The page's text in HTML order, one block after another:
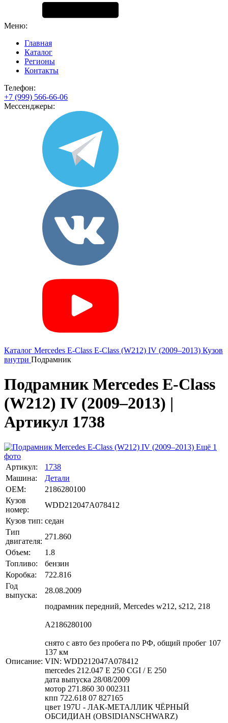
Меню:
Главная
Каталог
Регионы
Контакты
Телефон:
+7 (999) 566-66-06
Мессенджеры:
Каталог Mercedes E-Class E-Class (W212) IV (2009–2013) Кузов
внутри Подрамник
Подрамник Mercedes E-Class
(W212) IV (2009–2013) |
Артикул 1738
Ещё 1
фото
Артикул:
1738
Машина:
Детали
OEM:
2186280100
Кузов
номер:
WDD212047A078412
Кузов тип: седан
Тип
двигателя:
271.860
Объем:
1.8
Топливо:
бензин
Коробка:
722.816
Год
выпуска:
28.08.2009
Описание:
подрамник передний, Mercedes w212, s212, 218
A2186280100
снято с авто без пробега по РФ, общий пробег 107
137 км
VIN: WDD212047A078412
mercedes 212.047 E 250 CGI / E 250
дата выпуска 28/08/2009
мотор 271.860 30 002311
кпп 722.618 07 827165
цвет 197U - ЛАК-МЕТАЛЛИК ЧЁРНЫЙ
ОБСИДИАН (OBSIDIANSCHWARZ)